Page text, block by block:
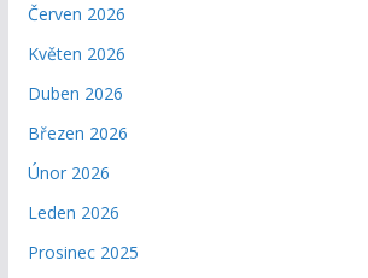
Červen 2026
Květen 2026
Duben 2026
Březen 2026
Únor 2026
Leden 2026
Prosinec 2025